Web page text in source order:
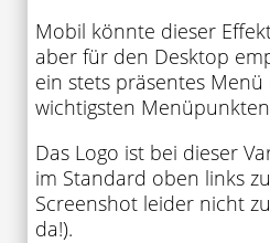
Mobil könnte dieser
aber für den Desktop
ein stets präsentes
wichtigsten
Das Logo ist bei dieser
im Standard oben links
Screenshot leider nicht
da!).